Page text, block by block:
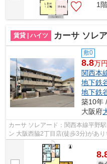
1
賃貸 | ハイツ カーサ ソレ
敷0
8.8万円
関西本
地下鉄
地下鉄
築10年
大阪府
カーサ ソレアード：関西本線平野
ン 大阪西脇2丁目店(徒歩3分)があ
の物件は駅まで徒歩で12分で到着し...